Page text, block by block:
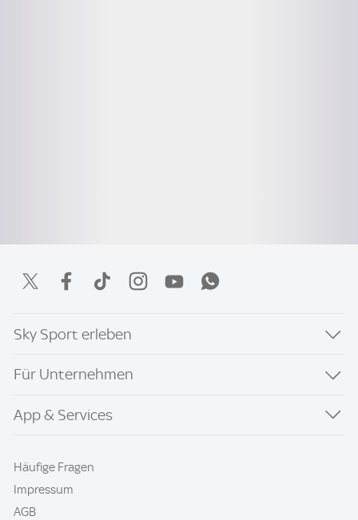
Sky Sport erleben
Für Unternehmen
App & Services
Häufige Fragen
Impressum
AGB